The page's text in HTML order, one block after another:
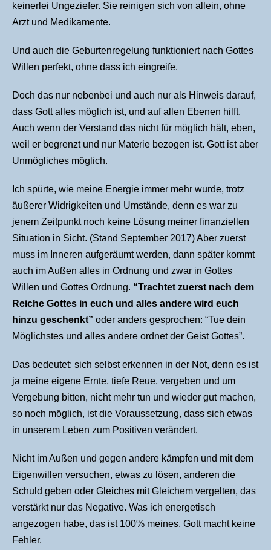
keinerlei Ungeziefer. Sie reinigen sich von allein, ohne
Arzt und Medikamente.
Und auch die Geburtenregelung funktioniert nach Gottes
Willen perfekt, ohne dass ich eingreife.
Doch das nur nebenbei und auch nur als Hinweis darauf,
dass Gott alles möglich ist, und auf allen Ebenen hilft.
Auch wenn der Verstand das nicht für möglich hält, eben,
weil er begrenzt und nur Materie bezogen ist. Gott ist aber
Unmögliches möglich.
Ich spürte, wie meine Energie immer mehr wurde, trotz
äußerer Widrigkeiten und Umstände, denn es war zu
jenem Zeitpunkt noch keine Lösung meiner finanziellen
Situation in Sicht. (Stand September 2017) Aber zuerst
muss im Inneren aufgeräumt werden, dann später kommt
auch im Außen alles in Ordnung und zwar in Gottes
Willen und Gottes Ordnung. “Trachtet zuerst nach dem
Reiche Gottes in euch und alles andere wird euch
hinzu geschenkt” oder anders gesprochen: “Tue dein
Möglichstes und alles andere ordnet der Geist Gottes”.
Das bedeutet: sich selbst erkennen in der Not, denn es ist
ja meine eigene Ernte, tiefe Reue, vergeben und um
Vergebung bitten, nicht mehr tun und wieder gut machen,
so noch möglich, ist die Voraussetzung, dass sich etwas
in unserem Leben zum Positiven verändert.
Nicht im Außen und gegen andere kämpfen und mit dem
Eigenwillen versuchen, etwas zu lösen, anderen die
Schuld geben oder Gleiches mit Gleichem vergelten, das
verstärkt nur das Negative. Was ich energetisch
angezogen habe, das ist 100% meines. Gott macht keine
Fehler.